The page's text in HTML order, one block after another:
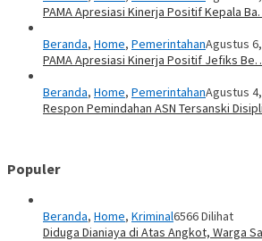
PAMA Apresiasi Kinerja Positif Kepala
Beranda, Home, PemerintahanAgustus
PAMA Apresiasi Kinerja Positif Jefiks
Beranda, Home, PemerintahanAgustus
Respon Pemindahan ASN Tersanski
Populer
Beranda, Home, Kriminal6566 Dilihat
Diduga Dianiaya di Atas Angkot, Warga